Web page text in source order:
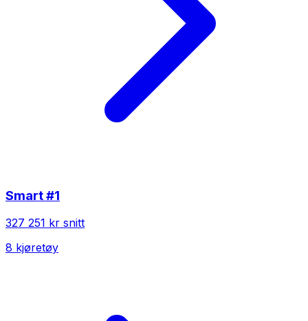
Smart#1
327 251 kr snitt
8 kjøretøy